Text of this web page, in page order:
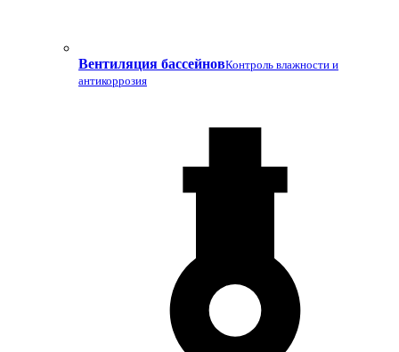
Вентиляция бассейновКонтроль влажности и
антикоррозия